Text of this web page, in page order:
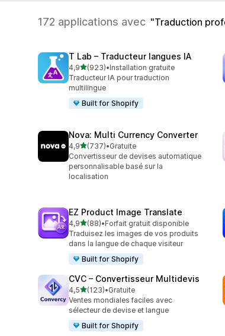
172 applications avec Traduction
T Lab – Traducteur langues IA
4,9étoile(s) sur 5
(923)
923 avis au total
•Installation gratuite
Traducteur IA pour traduction
multilingue
Built for Shopify
Nova: Multi Currency Converter
4,9étoile(s) sur 5
(737)
737 avis au total
•Gratuite
Convertisseur de devises automatique
personnalisable basé sur la
localisation
EZ Product Image Translate
4,9étoile(s) sur 5
(88)
88 avis au total
•Forfait gratuit disponible
Traduisez les images de vos produits
dans la langue de chaque visiteur
Built for Shopify
CVC – Convertisseur Multidevis
4,5étoile(s) sur 5
(123)
123 avis au total
•Gratuite
Ventes mondiales faciles avec
sélecteur de devise et langue
Built for Shopify